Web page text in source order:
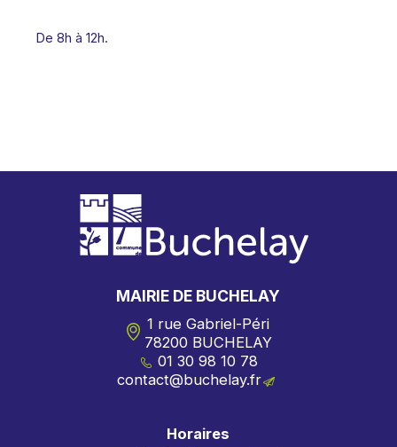
De 8h à 12h.
MAIRIE DE BUCHELAY
1 rue Gabriel-Péri
78200 BUCHELAY
01 30 98 10 78
rf.yalehcub@tcatnoc
Horaires